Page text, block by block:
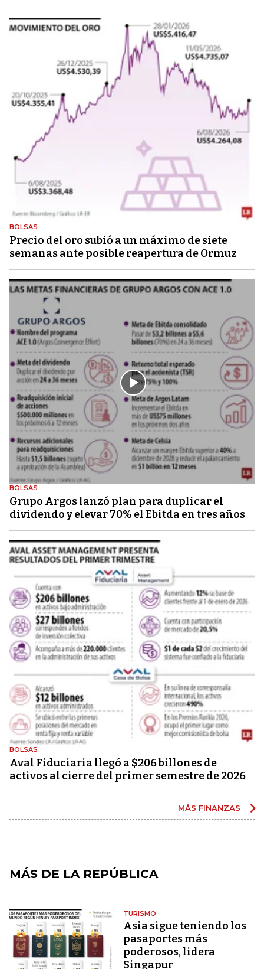
BOLSAS
Precio del oro subió a un máximo de siete
semanas ante posible reapertura de Ormuz
BOLSAS
Grupo Argos lanzó plan para duplicar el
dividendo y elevar 70% el Ebitda en tres años
BOLSAS
Aval Fiduciaria llegó a $206 billones de
activos al cierre del primer semestre de 2026
MÁS FINANZAS
MÁS DE LA REPÚBLICA
TURISMO
Asia sigue teniendo los
pasaportes más
poderosos, lidera
Singapur